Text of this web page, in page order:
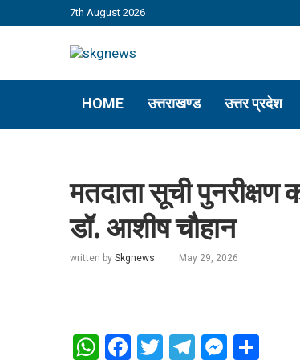
7th August 2026
HOME उत्तराखण्ड उत्तर प्रदेश
मतदाता सूची पुनरीक्षण
डॉ. आशीष चौहान
written by Skgnews May 29, 2026
WhatsApp
Facebook
Twitter
Telegram